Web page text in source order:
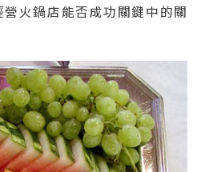
火鍋店能否成功關鍵中的關